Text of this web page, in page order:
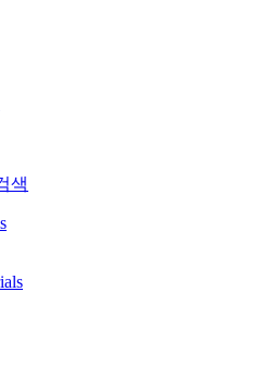
색